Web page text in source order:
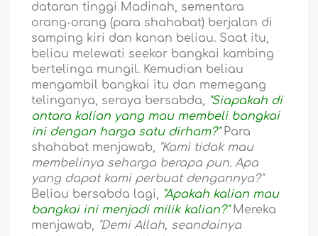
dataran tinggi Madinah, sementara
orang-orang (para shahabat) berjalan di
samping kiri dan kanan beliau. Saat itu,
beliau melewati seekor bangkai kambing
bertelinga mungil. Kemudian beliau
mengambil bangkai itu dan memegang
telinganya, seraya bersabda, "Siapakah di
antara kalian yang mau membeli bangkai
ini dengan harga satu dirham?" Para
shahabat menjawab, "Kami tidak mau
membelinya seharga berapa pun. Apa
yang dapat kami perbuat dengannya?"
Beliau bersabda lagi, "Apakah kalian mau
bangkai ini menjadi milik kalian?" Mereka
menjawab, "Demi Allah, seandainya